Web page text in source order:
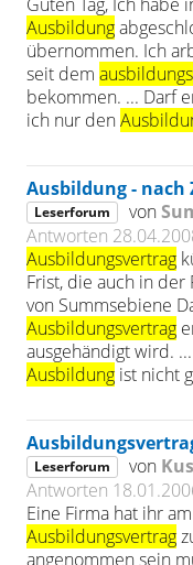
Ausbildung
übernommen. Ich
seit dem
bekommen. ... Darf
ich nur den
Ausbildung - nach
Leserforum von
Antworten
Ausbildungsvertrag
Frist, die auch in der
von Summsebiene
Ausbildungsvertrag
ausgehändigt wird.
Ausbildung ist nicht
Leserforum von
Antworten
Eine Firma hat ihr
Ausbildungsvertrag
angenommen sein